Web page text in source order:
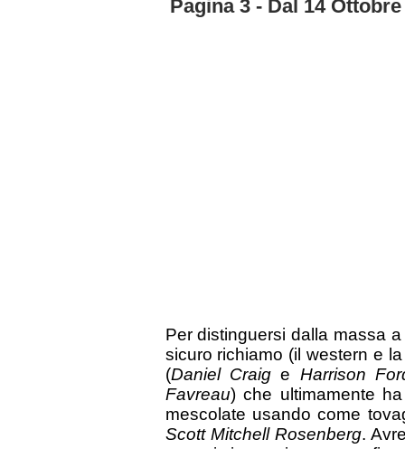
Pagina 3 - Dal 14 Ottobre
Per distinguersi dalla massa
sicuro richiamo (il western e
(Daniel Craige Harrison
Favreau) che ultimamente
mescolate usando come
Scott Mitchell Rosenberg.